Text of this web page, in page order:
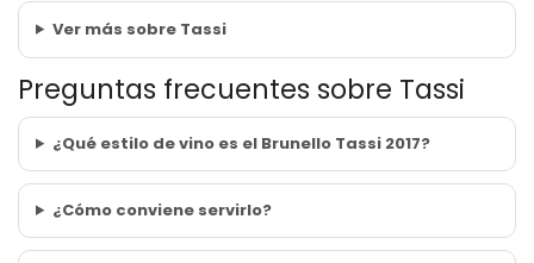
Ver más sobre Tassi
Preguntas frecuentes sobre Tassi
¿Qué estilo de vino es el Brunello Tassi 2017?
¿Cómo conviene servirlo?